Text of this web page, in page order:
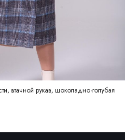
втачной рукав, шоколадно-голубая